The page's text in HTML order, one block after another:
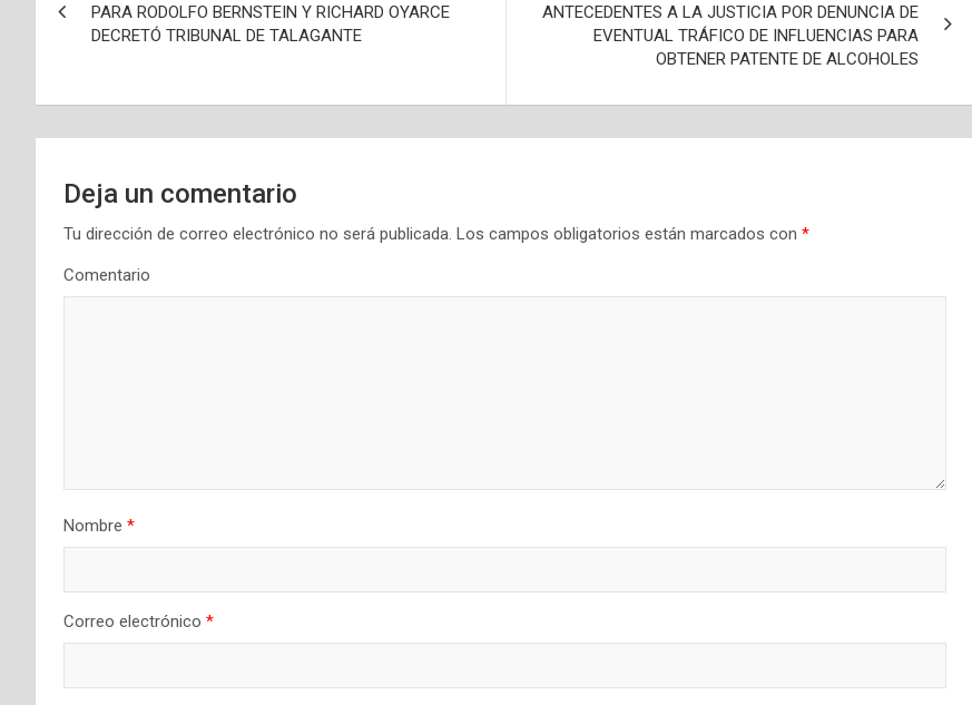
e
g
PARA RODOLFO BERNSTEIN Y RICHARD OYARCE
DECRETÓ TRIBUNAL DE TALAGANTE
ANTECEDENTES A LA JUSTICIA POR DENUNCIA DE
EVENTUAL TRÁFICO DE INFLUENCIAS PARA
OBTENER PATENTE DE ALCOHOLES
Deja un comentario
Tu dirección de correo electrónico no será publicada. Los campos obligatorios están marcados con *
Comentario
Nombre *
Correo electrónico *